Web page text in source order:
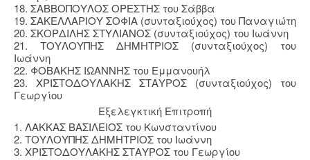
18. ΣΑΒΒΟΠΟΥΛΟΣ ΟΡΕΣΤΗΣ του Σάββα
19. ΣΑΚΕΛΛΑΡΙΟΥ ΣΟΦΙΑ (συνταξιούχος) του Παναγιώτη
20. ΣΚΟΡΔΙΛΗΣ ΣΤΥΛΙΑΝΟΣ (συνταξιούχος) του Ιωάννη
21. ΤΟΥΛΟΥΠΗΣ ΔΗΜΗΤΡΙΟΣ (συνταξιούχος) του
Ιωάννη
22. ΦΟΒΑΚΗΣ ΙΩΑΝΝΗΣ του Εμμανουήλ
23. ΧΡΙΣΤΟΔΟΥΛΑΚΗΣ ΣΤΑΥΡΟΣ (συνταξιούχος) του
Γεωργίου
Εξελεγκτική Επιτροπή
1. ΛΑΚΚΑΣ ΒΑΣΙΛΕΙΟΣ του Κωνσταντίνου
2. ΤΟΥΛΟΥΠΗΣ ΔΗΜΗΤΡΙΟΣ του Ιωάννη
3. ΧΡΙΣΤΟΔΟΥΛΑΚΗΣ ΣΤΑΥΡΟΣ του Γεωργίου